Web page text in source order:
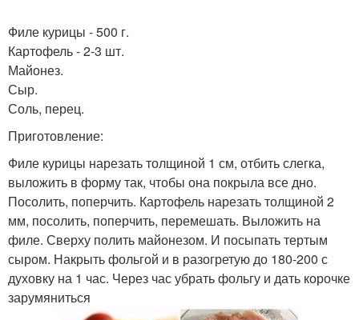
Филе курицы - 500 г.
Картофель - 2-3 шт.
Майонез.
Сыр.
Соль, перец.
Приготовление:
Филе курицы нарезать толщиной 1 см, отбить слегка,
выложить в форму так, чтобы она покрыла все дно.
Посолить, поперчить. Картофель нарезать толщиной 2
мм, посолить, поперчить, перемешать. Выложить на
филе. Сверху полить майонезом. И посыпать тертым
сыром. Накрыть фольгой и в разогретую до 180-200 с
духовку на 1 час. Через час убрать фольгу и дать корочке
зарумяниться